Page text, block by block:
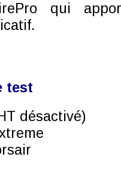
qui
test
désactivé)